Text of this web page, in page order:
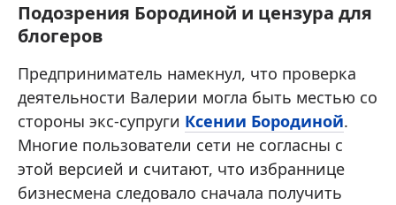
Подозрения Бородиной и цензура для
блогеров
Предприниматель намекнул, что проверка
деятельности Валерии могла быть местью со
стороны экс-супруги Ксении Бородиной.
Многие пользователи сети не согласны с
этой версией и считают, что избраннице
бизнесмена следовало сначала получить